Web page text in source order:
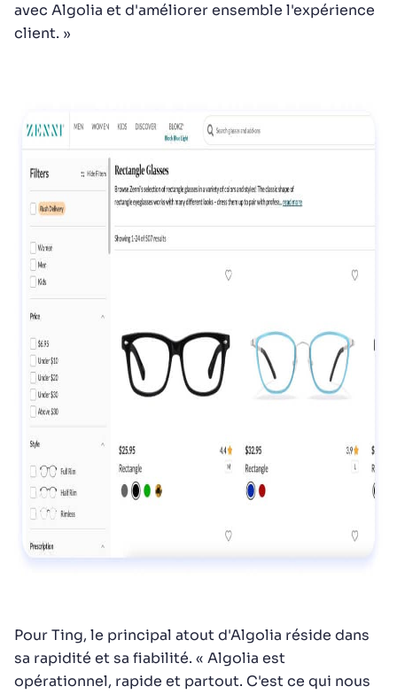
avec Algolia et d'améliorer ensemble l'expérience
client. »
Pour Ting, le principal atout d'Algolia réside dans
sa rapidité et sa fiabilité. « Algolia est
opérationnel, rapide et partout. C'est ce qui nous